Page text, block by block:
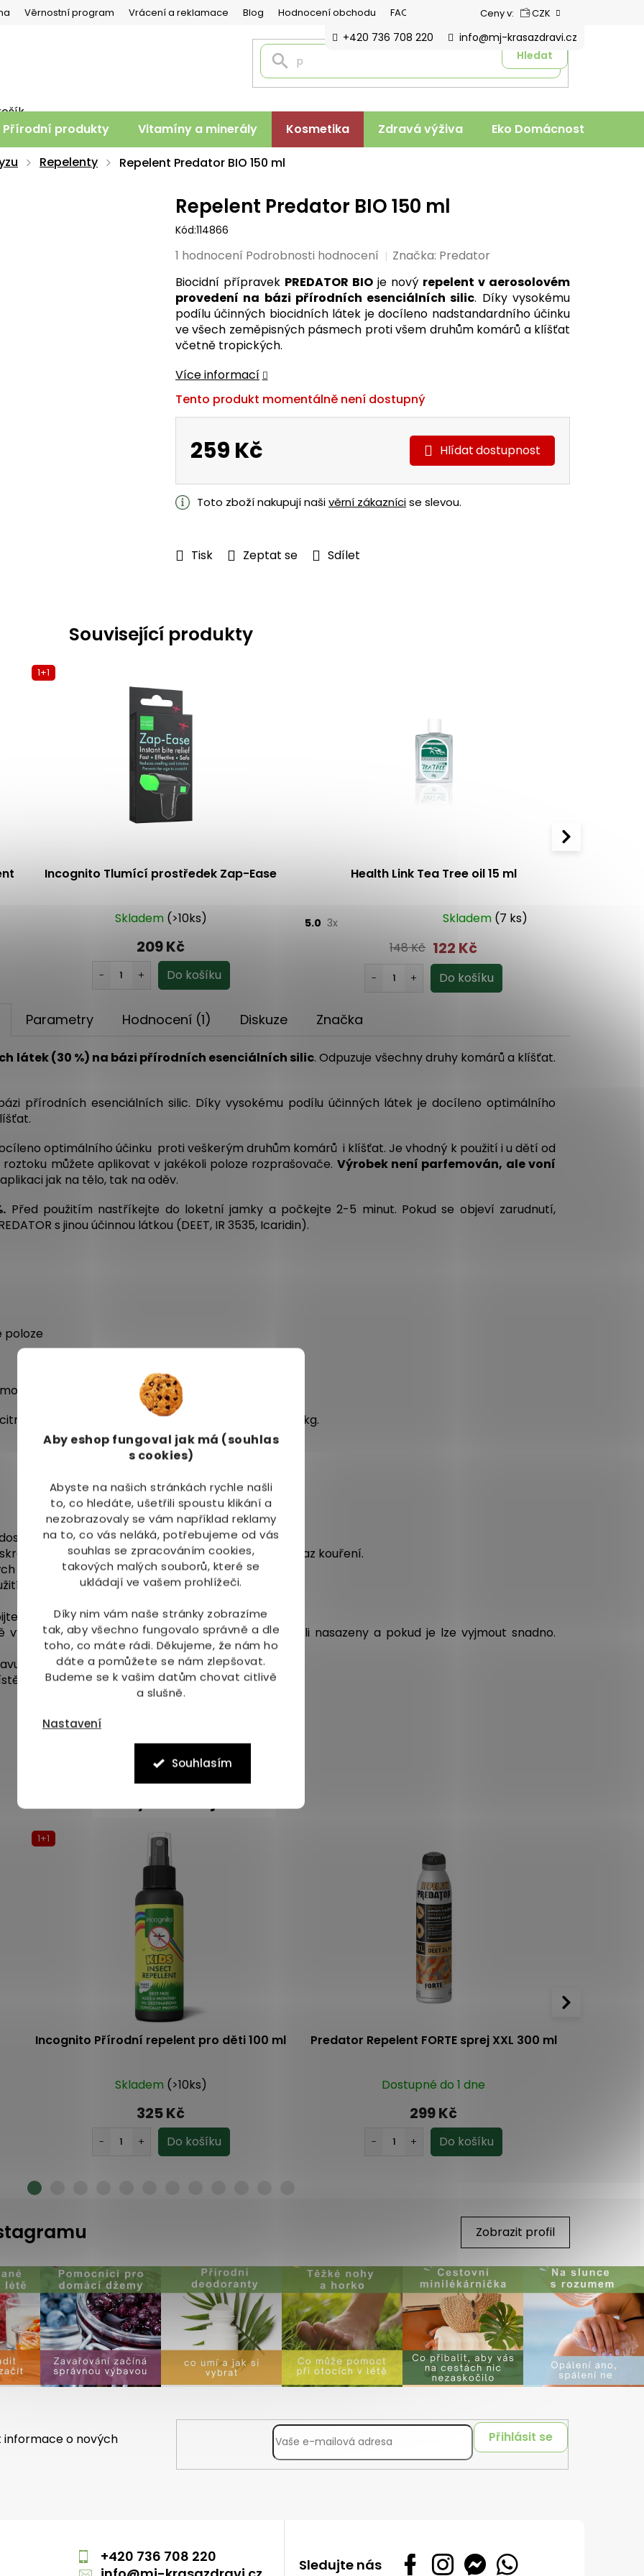
Aby eshop fungoval jak má (souhlas
s cookies)
Abyste na našich stránkách rychle našli
to, co hledáte, ušetřili spoustu klikání a
nezobrazovaly se vám například reklamy
na to, co vás neláká, potřebujeme od vás
souhlas se zpracováním cookies,
takových malých souborů, které se
ukládají ve vašem prohlížeči.
Díky nim vám naše stránky zobrazíme
tak, aby všechno fungovalo správně a dle
toho, co máte rádi. Děkujeme, že nám ho
dáte a pomůžete se nám zlepšovat.
Budeme se k vašim datům chovat citlivě
a slušně.
Nastavení
Souhlasím
Věrnostní program Vrácení a reklamace Blog Hodnocení obchodu FAQ Ceny v: CZK
Hledat
+420 736 708 220 info@mj-krasazdravi.cz
Přírodní produkty Vitamíny a minerály Kosmetika Zdravá výživa Eko Domácnost
Repelenty Repelent Predator BIO 150 ml
Biocidní přípravek PREDATOR BIO je nový repelent v aerosolovém
provedení na bázi přírodních esenciálních silic. Díky vysokému
podílu účinných biocidních látek je docíleno nadstandardního účinku
ve všech zeměpisných pásmech proti všem druhům komárů a klíšťat
včetně tropických.
Více informací
Tisk Zeptat se Sdílet
Tento produkt momentálně není dostupný
Repelent Predator BIO 150 ml
Kód:114866
Průměrné
produktu
je
5,0
z
5
hvězdiček.
1 hodnocení Podrobnosti hodnocení Značka: Predator
259 Kč
cena:
Hlídat
Toto zboží nakupují našivěrní zákaznícise slevou.
Související produkty
1+1
Incognito Tlumící prostředek Zap-Ease
Skladem (>10ks)
209 Kč
Health Link Tea Tree oil 15 ml
5.0 3x Skladem (7 ks)
148 Kč 122 Kč
Parametry Hodnocení (1) Diskuze Značka
látek (30 %) na bázi přírodních esenciálních silic. Odpuzuje všechny druhy komárů a klíšťat.
přírodních esenciálních silic. Díky vysokému podílu účinných látek je docíleno optimálního
optimálního účinku proti veškerým druhům komárů i klíšťat. Je vhodný k použití i u dětí od
můžete aplikovat v jakékoli poloze rozprašovače. Výrobek není parfemován, ale voní
jak na tělo, tak na oděv.
Před použitím nastříkejte do loketní jamky a počkejte 2-5 minut. Pokud se objeví zarudnutí,
s jinou účinnou látkou (DEET, IR 3535, Icaridin).
poloze
(CAS 1245629-80—4, ES: 800-429-0) 300 g/kg.
Uchovávejte mimo dosah dětí.
otevřeným ohněm a jinými zdroji zapálení. Zákaz kouření.
zdrojů zapálení.
ani nekuřte.
vyplachujte vodou. Vyjměte kontaktní čočky, jsou-li nasazeny a pokud je lze vyjmout snadno.
teplotě přesahující 50°C/122 °F.
sběru nebezpečných odpadů.
1+1
Incognito Přírodní repelent pro děti 100 ml
Skladem (>10ks)
325 Kč
Predator Repelent FORTE sprej XXL 300 ml
Dostupné do 1 dne
299 Kč
Zobrazit profil
informace o nových
Přihlásit se
+420 736 708 220
Sledujte nás